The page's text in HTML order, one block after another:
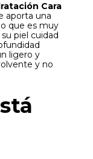
Cara
aporta una
que es muy
piel cuidad
ligero y
y no